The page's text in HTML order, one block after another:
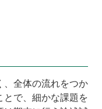
、全体の流れをつか
とで、細かな課題を